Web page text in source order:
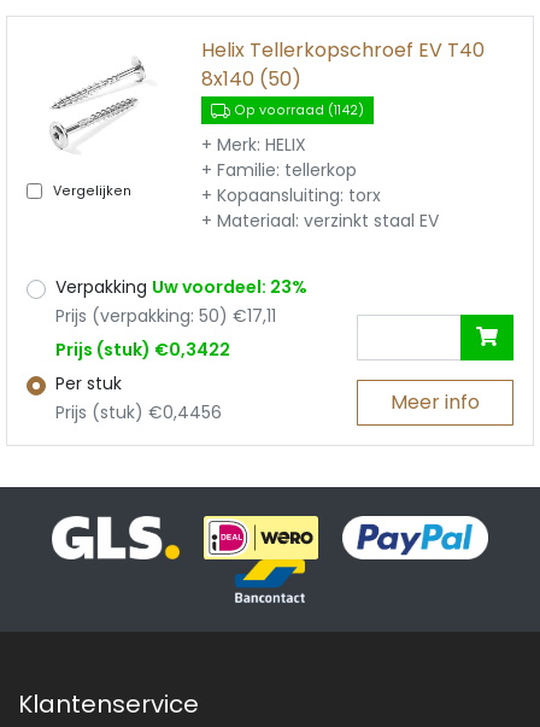
Vergelijken
Helix Tellerkopschroef EV T40
8x140 (50)
Op voorraad (1142)
+ Merk: HELIX
+ Familie: tellerkop
+ Kopaansluiting: torx
+ Materiaal: verzinkt staal EV
Verpakking Uw voordeel: 23%
Prijs (verpakking: 50) €17,11
Prijs (stuk) €0,3422
Per stuk
Prijs (stuk) €0,4456
Meer info
Klantenservice